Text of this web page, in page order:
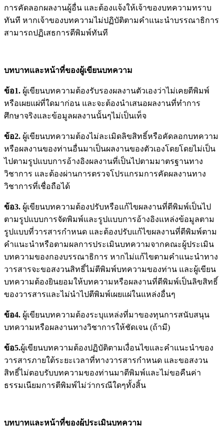
การคัดลอกผลงานผู้อื่น และต้องแจ้งให้เจ้าของบทความทราบ
ทันที หากเจ้าของบทความไม่ปฏิบัติตามคำแนะนำบรรณาธิการ
สามารถปฏิเสธการตีพิมพ์ทันที
บทบาทและหน้าที่ของผู้เขียนบทความ
ข้อ1. ผู้เขียนบทความต้องรับรองผลงานตัวเองว่าไม่เคยตีพิมพ์
หรือเผยแผ่ที่ใดมาก่อน และจะต้องนำเสนอผลงานที่ทำการ
ศึกษาจริงและข้อมูลผลงานนั้นๆไม่เป็นเท็จ
ข้อ2. ผู้เขียนบทความต้องไม่ละเมิดลิขสิทธิ์หรือคัดลอกบทความ
หรือผลงานของท่านอื่นมาเป็นผลงานของตัวเองโดยโดยไม่เป็น
ไปตามรูปแบบการอ้างอิงผลงานที่เป็นไปตามมาตรฐานทาง
วิชาการ และต้องผ่านการตรวจโปรแกรมการคัดผลงานทาง
วิชาการที่เชื่อถือได้
ข้อ3. ผู้เขียนบทความต้องปรับหรือแก้ไขผลงานที่ตีพิมพ์เป็นไป
ตามรูปแบบการจัดพิมพ์และรูปแบบการอ้างอิงแหล่งข้อมูลตาม
รูปแบบที่วารสารกำหนด และต้องปรับแก้ไขผลงานที่ตีพิมพ์ตาม
คำแนะนำหรือตามผลการประเมินบทความจากคณะผู้ประเมิน
บทความของกองบรรณาธิการ หากไม่แก้ไขตามคำแนะนำทาง
วารสารจะขอสงวนสิทธิ์ไม่ตีพิมพ์บทความของท่าน และผู้เขียน
บทความต้องยินยอมให้บทความหรือผลงานที่ตีพิมพ์เป็นลิขสิทธิ์
ของวารสารและไม่นำไปตีพิมพ์เผยแผ่ในแหล่งอื่นๆ
ข้อ4. ผู้เขียนบทความต้องระบุแหล่งที่มาของทุนการสนับสนุน
บทความหรือผลงานทางวิชาการให้ชัดเจน (ถ้ามี)
ข้อ5.ผู้เขียนบทความต้องปฏิบัติตามเงื่อนไขและคำแนะนำของ
วารสารภายใต้ระยะเวลาที่ทางวารสารกำหนด และขอสงวน
สิทธิ์ไม่ตอบรับบทความของท่านมาตีพิมพ์และไม่ขอคืนค่า
ธรรมเนียมการตีพิมพ์ไม่ว่ากรณีใดๆทั้งสิ้น
บทบาทและหน้าที่ของผู้ประเมินบทความ